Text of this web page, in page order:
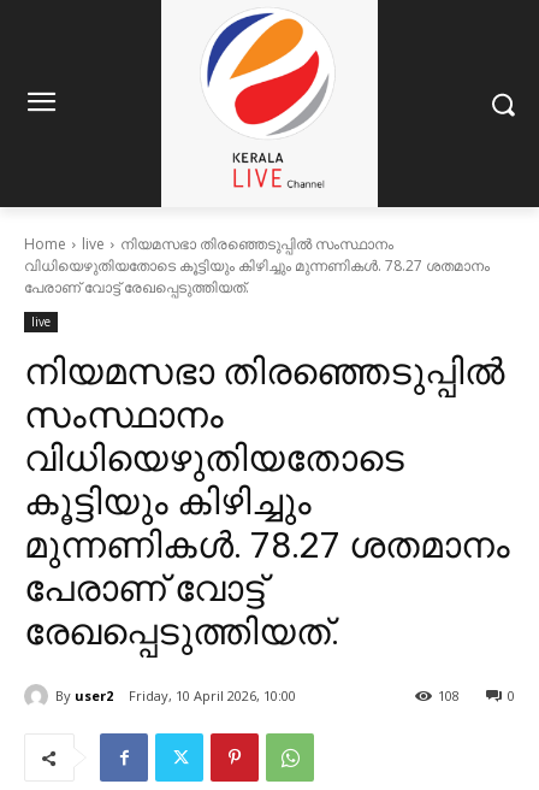
Home live
നിയമസഭാ തിരഞ്ഞെടുപ്പിൽ സംസ്ഥാനം
വിധിയെഴുതിയതോടെ കൂട്ടിയും കിഴിച്ചും മുന്നണികൾ. 78.27 ശതമാനം
പേരാണ് വോട്ട് രേഖപ്പെടുത്തിയത്.
live
നിയമസഭാ തിരഞ്ഞെടുപ്പിൽ
സംസ്ഥാനം
വിധിയെഴുതിയതോടെ
കൂട്ടിയും കിഴിച്ചും
മുന്നണികൾ. 78.27 ശതമാനം
പേരാണ് വോട്ട്
രേഖപ്പെടുത്തിയത്.
By user2 Friday, 10 April 2026, 10:00 0
108